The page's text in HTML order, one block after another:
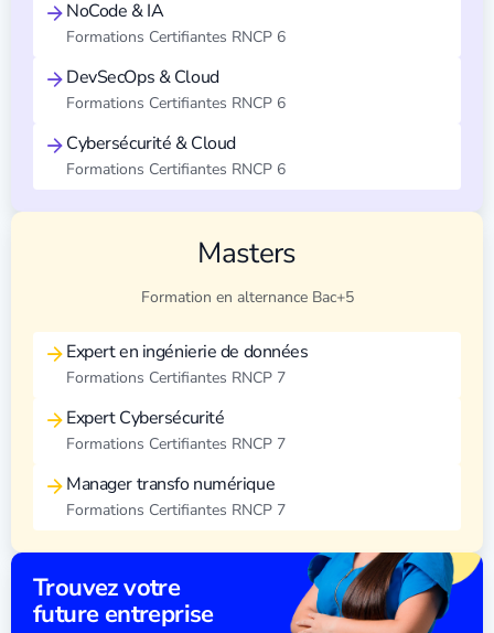
NoCode & IA
Formations Certifiantes RNCP 6
DevSecOps & Cloud
Formations Certifiantes RNCP 6
Cybersécurité & Cloud
Formations Certifiantes RNCP 6
Masters
Formation en alternance Bac+5
Expert en ingénierie de données
Formations Certifiantes RNCP 7
Expert Cybersécurité
Formations Certifiantes RNCP 7
Manager transfo numérique
Formations Certifiantes RNCP 7
Trouvez votre
future entreprise